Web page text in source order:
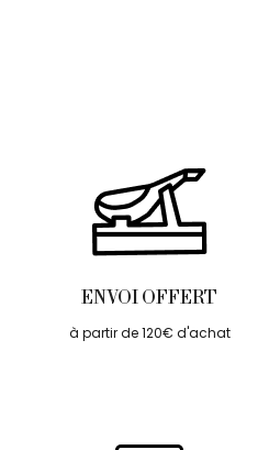
ENVOI OFFERT
à partir de 120€ d'achat